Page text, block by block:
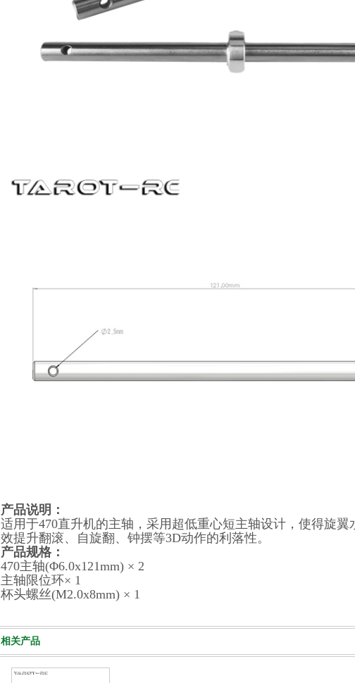
产品说明：
适用于470直升机的主轴，采用超低重心短主轴设计，使得旋
效提升翻滚、自旋翻、钟摆等3D动作的利落性。
产品规格：
470主轴(Φ6.0x121mm) × 2
主轴限位环× 1
杯头螺丝(M2.0x8mm) × 1
相关产品